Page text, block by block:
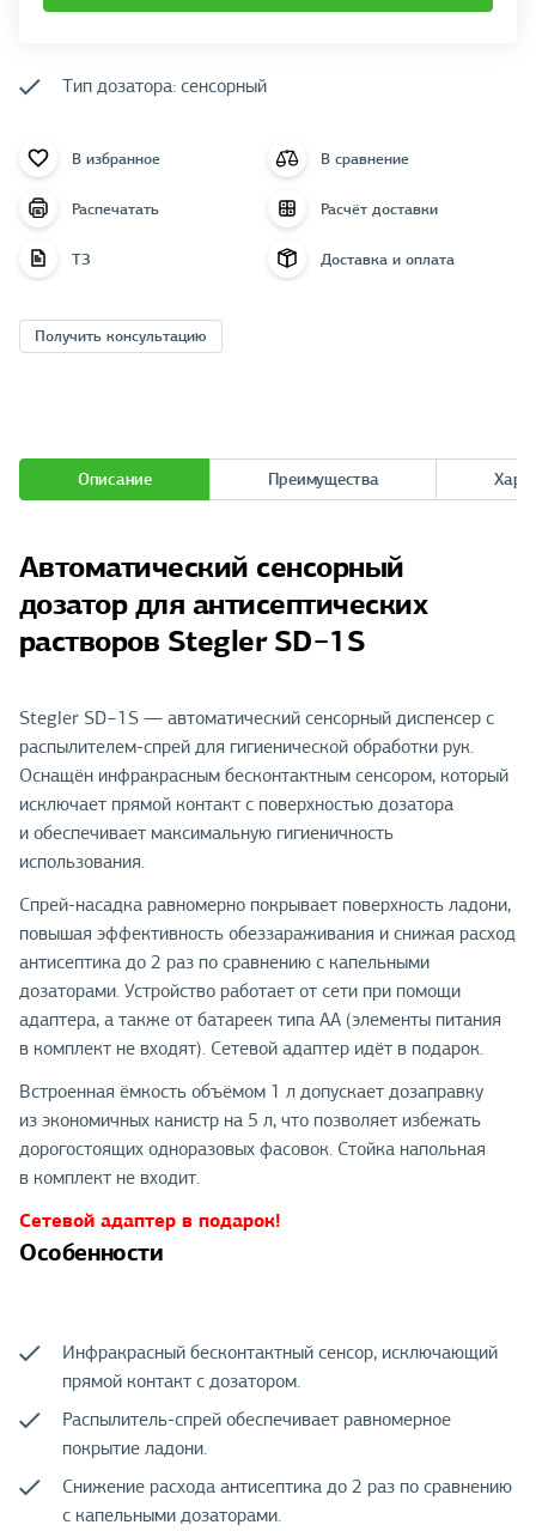
Тип дозатора: сенсорный
В избранное В сравнение
Распечатать Расчёт доставки
ТЗ Доставка и оплата
Получить консультацию
Описание Преимущества
Автоматический сенсорный
дозатор для антисептических
растворов Stegler SD−1S
Stegler SD−1S — автоматический сенсорный диспенсер с
распылителем-спрей для гигиенической обработки рук.
Оснащён инфракрасным бесконтактным сенсором, который
исключает прямой контакт с поверхностью дозатора
и обеспечивает максимальную гигиеничность
использования.
Спрей-насадка равномерно покрывает поверхность ладони,
повышая эффективность обеззараживания и снижая расход
антисептика до 2 раз по сравнению с капельными
дозаторами. Устройство работает от сети при помощи
адаптера, а также от батареек типа АА (элементы питания
в комплект не входят). Сетевой адаптер идёт в подарок.
Встроенная ёмкость объёмом 1 л допускает дозаправку
из экономичных канистр на 5 л, что позволяет избежать
дорогостоящих одноразовых фасовок. Стойка напольная
в комплект не входит.
Сетевой адаптер в подарок!
Особенности
Инфракрасный бесконтактный сенсор, исключающий
прямой контакт с дозатором.
Распылитель-спрей обеспечивает равномерное
покрытие ладони.
Снижение расхода антисептика до 2 раз по сравнению
с капельными дозаторами.